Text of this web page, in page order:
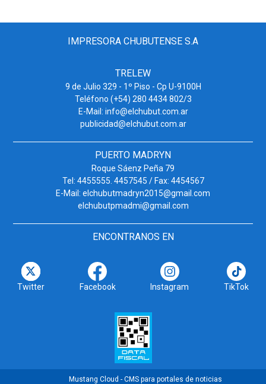
IMPRESORA CHUBUTENSE S.A
TRELEW
9 de Julio 329 - 1º Piso - Cp U-9100H
Teléfono (+54) 280 4434 802/3
E-Mail: info@elchubut.com.ar
publicidad@elchubut.com.ar
PUERTO MADRYN
Roque Sáenz Peña 79
Tel: 4455555. 4457545 / Fax: 4454567
E-Mail: elchubutmadryn2015@gmail.com
elchubutpmadmi@gmail.com
ENCONTRANOS EN
Twitter Facebook Instagram TikTok
Mustang Cloud - CMS para portales de noticias